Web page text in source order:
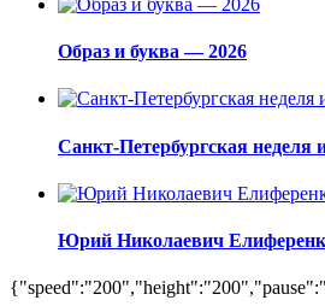
Образ и буква — 2026
Санкт-Петербургская неделя
Юрий Николаевич